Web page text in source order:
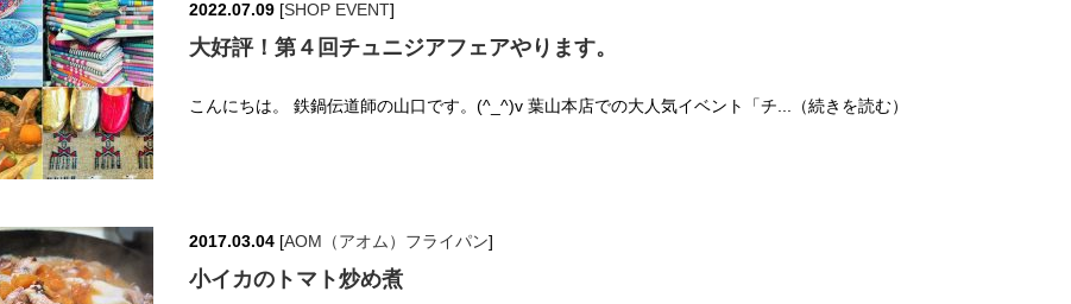
2022.07.09 [SHOP EVENT]
大好評！第４回チュニジアフェアやります。
こんにちは。 鉄鍋伝道師の山口です。(^_^)v 葉山本店での大人気イベント「チ...（続きを読む）
2017.03.04 [AOM（アオム）フライパン]
小イカのトマト炒め煮